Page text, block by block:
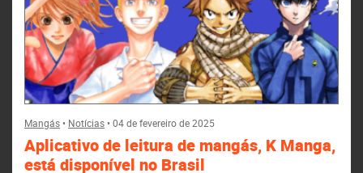
Mangás• Notícias•04 de fevereiro de 2025
Aplicativo de leitura de mangás, K Manga,
está disponível no Brasil